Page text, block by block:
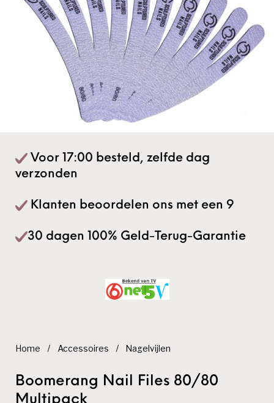
Home / Accessoires / Nagelvijlen
Boomerang Nail Files 80/80
Voor 17:00 besteld, zelfde dag
verzonden
Klanten beoordelen ons met een 9
30 dagen 100% Geld-Terug-Garantie